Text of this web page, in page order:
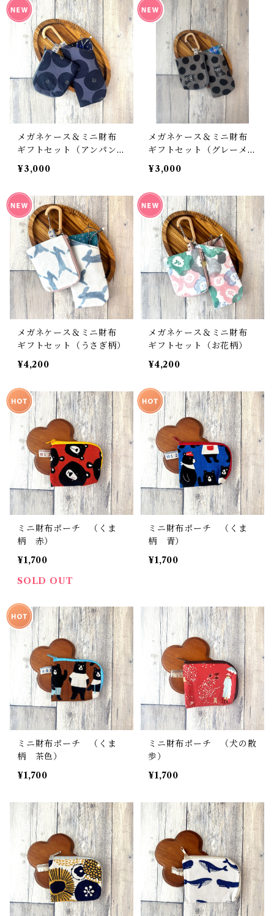
メガネケース＆ミニ財布
ギフトセット（アンパン柄
ネイビー）
¥3,000
メガネケース＆ミニ財布
ギフトセット（グレーメガ
ネネコ）
¥3,000
メガネケース＆ミニ財布
ギフトセット（うさぎ柄）
¥4,200
メガネケース＆ミニ財布
ギフトセット（お花柄）
¥4,200
ミニ財布ポーチ （くま
柄 赤）
¥1,700
SOLD OUT
ミニ財布ポーチ （くま
柄 青）
¥1,700
ミニ財布ポーチ （くま
柄 茶色）
¥1,700
ミニ財布ポーチ （犬の散
歩）
¥1,700